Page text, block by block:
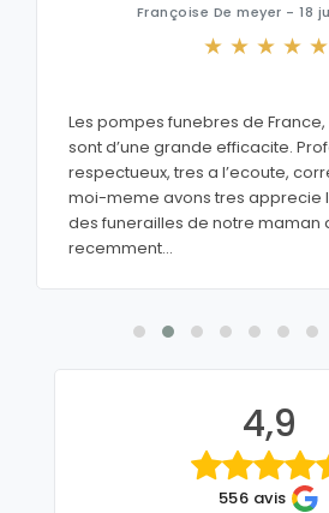
Françoise De meyer - 18
Les pompes funebres de
sont d’une grande efficacite.
respectueux, tres a l’ecoute,
moi-meme avons tres apprecie
des funerailles de notre maman
recemment...
4,9
556 avis